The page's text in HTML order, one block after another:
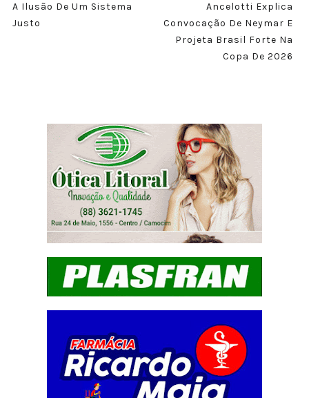
A Ilusão De Um Sistema
Justo
Ancelotti Explica
Convocação De Neymar E
Projeta Brasil Forte Na
Copa De 2026